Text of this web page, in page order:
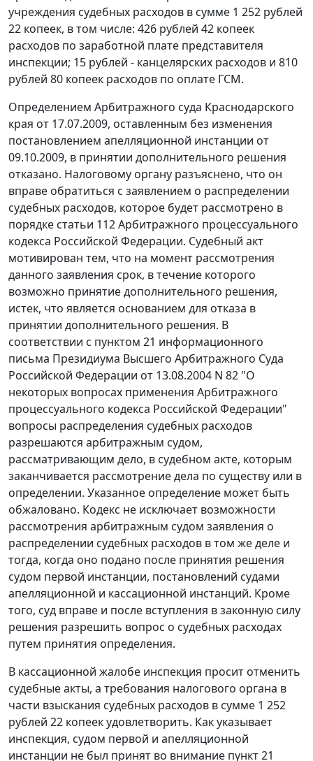
учреждения судебных расходов в сумме 1 252 рублей
22 копеек, в том числе: 426 рублей 42 копеек
расходов по заработной плате представителя
инспекции; 15 рублей - канцелярских расходов и 810
рублей 80 копеек расходов по оплате ГСМ.
Определением Арбитражного суда Краснодарского
края от 17.07.2009, оставленным без изменения
постановлением апелляционной инстанции от
09.10.2009, в принятии дополнительного решения
отказано. Налоговому органу разъяснено, что он
вправе обратиться с заявлением о распределении
судебных расходов, которое будет рассмотрено в
порядке статьи 112Арбитражного процессуального
кодекса Российской Федерации. Судебный акт
мотивирован тем, что на момент рассмотрения
данного заявления срок, в течение которого
возможно принятие дополнительного решения,
истек, что является основанием для отказа в
принятии дополнительного решения. В
соответствии с пунктом 21 информационного
письма Президиума Высшего Арбитражного Суда
Российской Федерации от 13.08.2004 N 82 "О
некоторых вопросах применения Арбитражного
процессуального кодекса Российской Федерации"
вопросы распределения судебных расходов
разрешаются арбитражным судом,
рассматривающим дело, в судебном акте, которым
заканчивается рассмотрение дела по существу или в
определении. Указанное определение может быть
обжаловано. Кодекс не исключает возможности
рассмотрения арбитражным судом заявления о
распределении судебных расходов в том же деле и
тогда, когда оно подано после принятия решения
судом первой инстанции, постановлений судами
апелляционной и кассационной инстанций. Кроме
того, суд вправе и после вступления в законную силу
решения разрешить вопрос о судебных расходах
путем принятия определения.
В кассационной жалобе инспекция просит отменить
судебные акты, а требования налогового органа в
части взыскания судебных расходов в сумме 1 252
рублей 22 копеек удовлетворить. Как указывает
инспекция, судом первой и апелляционной
инстанции не был принят во внимание пункт 21